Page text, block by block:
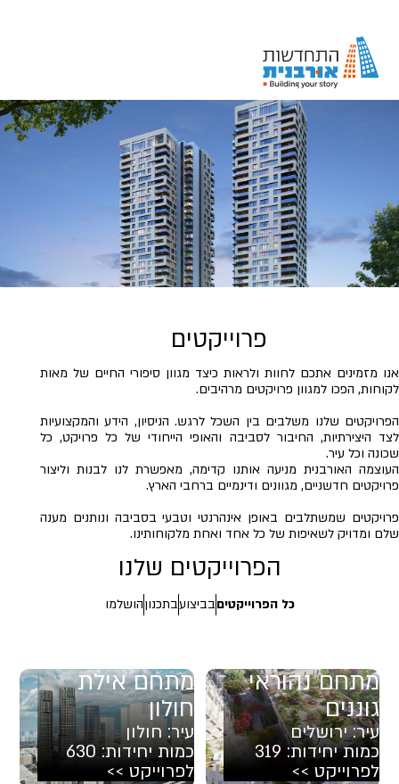
פרוייקטים
אנו מזמינים אתכם לחוות ולראות כיצד מגוון סיפורי החיים של מאות
לקוחות, הפכו למגוון פרויקטים מרהיבים.
הפרויקטים שלנו משלבים בין השכל לרגש. הניסיון, הידע והמקצועיות
לצד היצירתיות, החיבור לסביבה והאופי הייחודי של כל פרויקט, כל
שכונה וכל עיר.
העוצמה האורבנית מניעה אותנו קדימה, מאפשרת לנו לבנות וליצור
פרויקטים חדשניים, מגוונים ודינמיים ברחבי הארץ.
פרויקטים שמשתלבים באופן אינהרנטי וטבעי בסביבה ונותנים מענה
שלם ומדויק לשאיפות של כל אחד ואחת מלקוחותינו.
הפרוייקטים שלנו
כל הפרוייקטיםבביצועבתכנוןהושלמו
מתחם נהוראי
גוננים
עיר: ירושלים
כמות יחידות: 319
לפרוייקט >>
מתחם אילת
חולון
עיר: חולון
כמות יחידות: 630
לפרוייקט >>